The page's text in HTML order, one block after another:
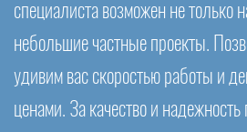
специалиста возможен не только
небольшие частные проекты.
удивим вас скоростью работы и
ценами. За качество и надежность